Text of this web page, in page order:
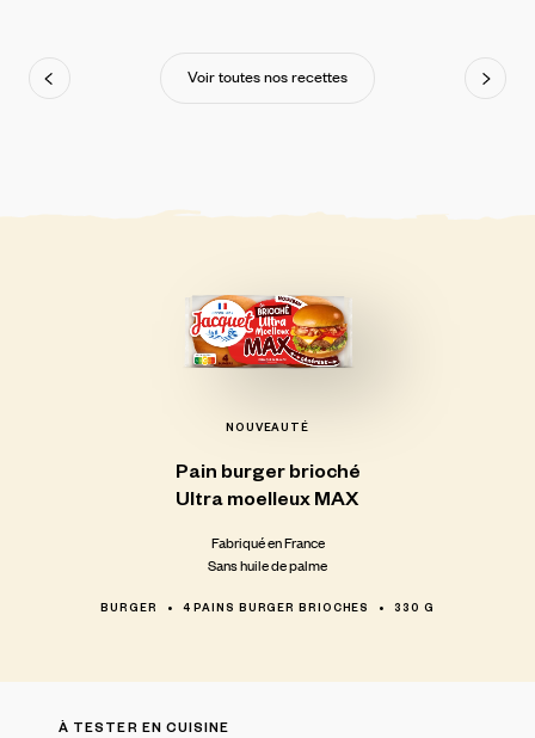
Voir toutes nos recettes
NOUVEAUTÉ
Pain burger brioché
UltramoelleuxMAX
Fabriqué en France
Sans huile de palme
BURGER 4 PAINS BURGER BRIOCHES 330 G
À TESTER EN CUISINE